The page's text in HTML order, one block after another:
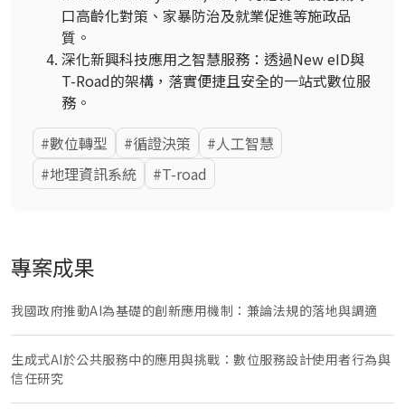
口高齡化對策、家暴防治及就業促進等施政品
質。
深化新興科技應用之智慧服務：透過New eID與
T-Road的架構，落實便捷且安全的一站式數位服
務。
數位轉型
循證決策
人工智慧
地理資訊系統
T-road
專案成果
我國政府推動AI為基礎的創新應用機制：兼論法規的落地與調適
生成式AI於公共服務中的應用與挑戰：數位服務設計使用者行為與
信任研究